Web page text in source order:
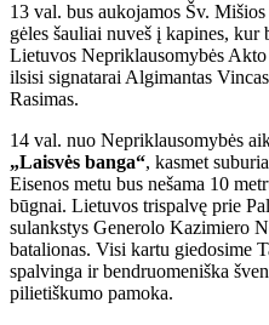
13 val. bus aukojamos Šv.
gėles šauliai nuveš į kapines, kur
Lietuvos Nepriklausomybės
ilsisi signatarai Algimantas
Rasimas.
14 val. nuo Nepriklausomybės
„Laisvės banga“, kasmet
Eisenos metu bus nešama 10
būgnai. Lietuvos trispalvę prie
sulankstys Generolo Kazimiero
batalionas. Visi kartu giedosime
spalvinga ir bendruomeniška
pilietiškumo pamoka.